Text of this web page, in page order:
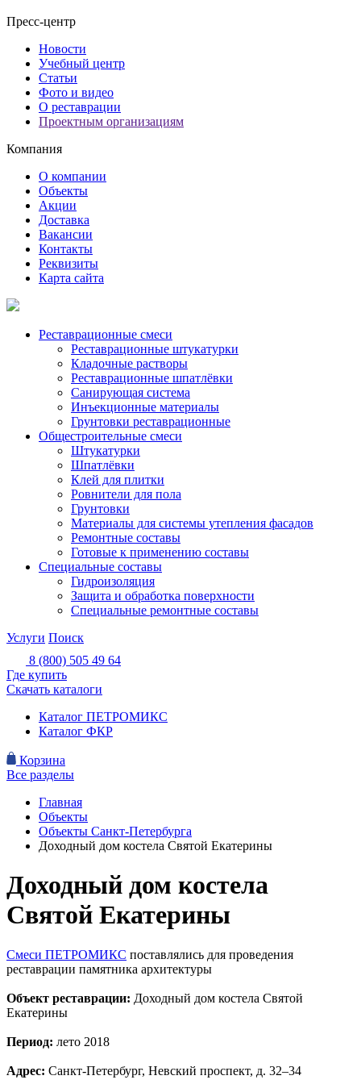
Пресс-центр
Новости
Учебный центр
Статьи
Фото и видео
О реставрации
Проектным организациям
Компания
О компании
Объекты
Акции
Доставка
Вакансии
Контакты
Реквизиты
Карта сайта
Реставрационные смеси
Реставрационные штукатурки
Кладочные растворы
Реставрационные шпатлёвки
Санирующая система
Инъекционные материалы
Грунтовки реставрационные
Общестроительные смеси
Штукатурки
Шпатлёвки
Клей для плитки
Ровнители для пола
Грунтовки
Материалы для системы утепления фасадов
Ремонтные составы
Готовые к применению составы
Специальные составы
Гидроизоляция
Защита и обработка поверхности
Специальные ремонтные составы
Услуги Поиск
8 (800) 505 49 64
Где купить
Скачать каталоги
Каталог ПЕТРОМИКС
Каталог ФКР
Корзина
Все разделы
Главная
Объекты
Объекты Санкт-Петербурга
Доходный дом костела Святой Екатерины
Доходный дом костела
Святой Екатерины
Смеси ПЕТРОМИКС поставлялись для проведения
реставрации памятника архитектуры
Объект реставрации: Доходный дом костела Святой
Екатерины
Период: лето 2018
Адрес: Санкт-Петербург, Невский проспект, д. 32–34